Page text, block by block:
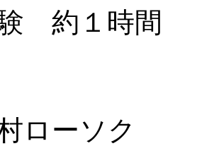
約１時間
村ローソク